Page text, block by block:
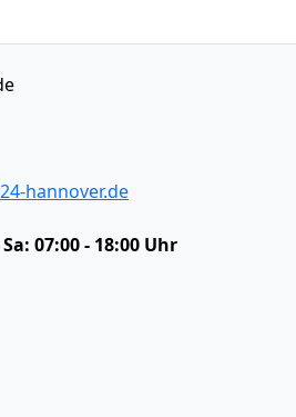
hannover.de
07:00 - 18:00 Uhr